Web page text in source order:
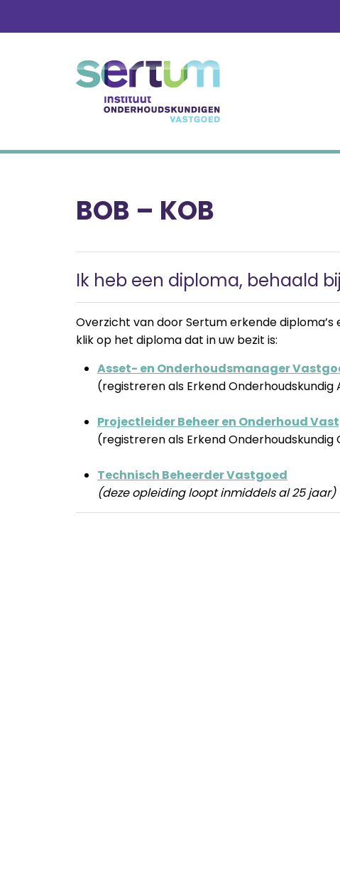
content
BOB – KOB
Ik heb een diploma, behaald
Overzicht van door Sertum erkende
klik op het diploma dat in uw bezit is:
Asset- en Onderhoudsmanager
(registreren als Erkend Onderhoudskundig
Projectleider Beheer en Onderhoud
(registreren als Erkend
Technisch Beheerder Vastgoed
(deze opleiding loopt inmiddels al 25 jaar)